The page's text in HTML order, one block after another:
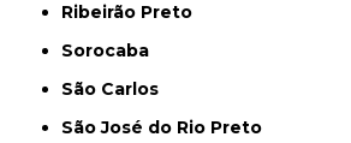
Ribeirão Preto
Sorocaba
São Carlos
São José do Rio Preto